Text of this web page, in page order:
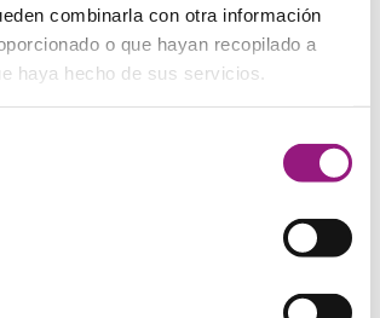
combinarla con otra información
o que hayan recopilado a
haya hecho de sus servicios.
no saltarse este punto.
el barniz y conseguiremos un
y reluciente.
terminación de la solapa